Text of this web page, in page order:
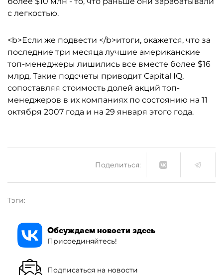
с легкостью.
<b>Если же подвести </b>итоги, окажется, что за
последние три месяца лучшие американские
топ-менеджеры лишились все вместе более $16
млрд. Такие подсчеты приводит Capital IQ,
сопоставляя стоимость долей акций топ-
менеджеров в их компаниях по состоянию на 11
октября 2007 года и на 29 января этого года.
Поделиться:
Тэги:
Обсуждаем новости здесь
Присоединяйтесь!
Подписаться на новости